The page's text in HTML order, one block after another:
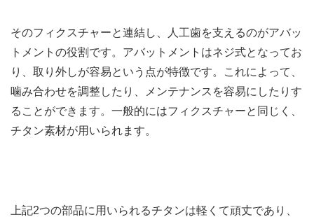
そのフィクスチャーと連結し、人工歯を支えるのがアバッ
トメントの役割です。アバットメントはネジ式となってお
り、取り外しが容易という点が特徴です。これによって、
噛み合わせを調整したり、メンテナンスを容易にしたりす
ることができます。一般的にはフィクスチャーと同じく、
チタン素材が用いられます。
上記2つの部品に用いられるチタンは軽くて頑丈であり、